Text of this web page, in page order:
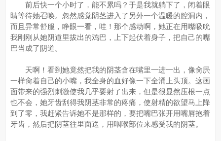
前后快一个小时了，能不累吗？于是我就躺下了，闭着眼
睛等待她召唤。忽然感觉阴茎进入了另外一个温暖的腔洞内，
而且异常舒服，睁眼一看，哇！那个感动啊，她正在用嘴吸吮
我刚刚从她阴道里拔出的鸡巴，上下起伏着身子，把自己的嘴
巴当成了阴道。
天啊！看到她竟然把我的阴茎含在嘴里一进一出，像肏屄
一样肏着自己的小嘴，我全身的血好像一下全涌上头顶。这画
面带来的强烈刺激使我几乎要射了出来，但是很显然压根一点
也不会，她牙齿刮得我阴茎非常的疼痛，使射精的欲望马上降
到了零，我赶紧告诉她不是那样的，要把嘴巴张开用嘴唇抱着
牙齿，然后把阴茎往里面送，用咽喉部位来感受我的阴茎。